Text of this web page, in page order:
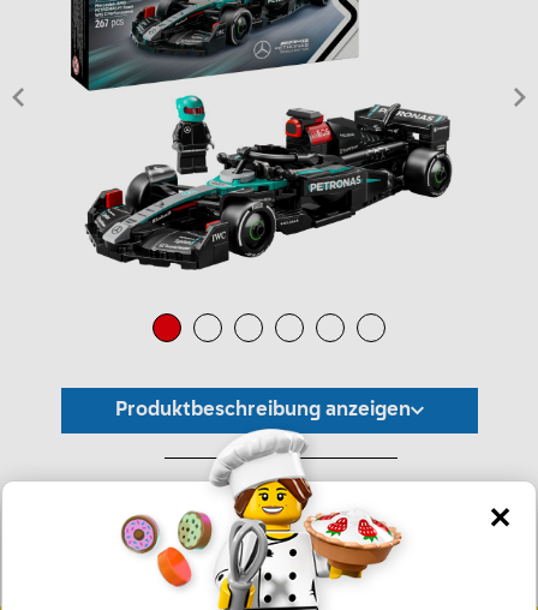
Produktbeschreibung anzeigen
*Unverbindliche Preisempfehlung -
Die Preisgestaltung liegt im alleinigen Ermessen des Händlers